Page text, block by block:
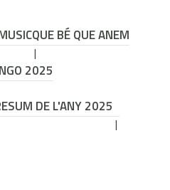
QUE BÉ QUE ANEM
2025
DE L'ANY 2025